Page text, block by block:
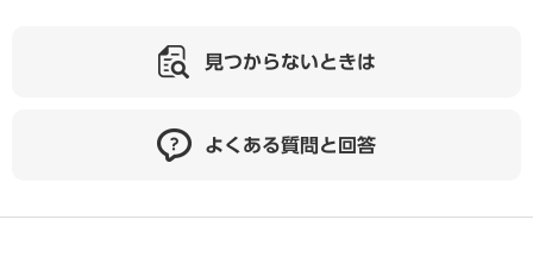
見つからないときは
よくある質問と回答